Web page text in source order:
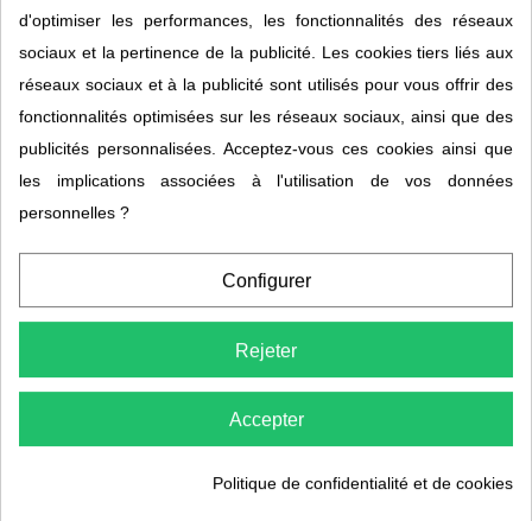
Détails du produit
Recharges Infusion – Personnalisez votre
Les recharges Infusion vous permettent de maîtriser les bienfaits de
votre eau en un geste simple. Choisissez l'infusion qui correspond à
vos besoins – qu'il s'agisse d'un coup de boost pour l'hydratation, d'un
soutien pour votre système immunitaire ou d'un coup de pouce pour vos
performances sportives. Ajoutez simplement votre recharge Infusion™
à l'eau purifiée Sküma, secouez légèrement, et vous voilà prêt à profiter
d'optimiser les performances, les fonctionnalités des réseaux
sociaux et la pertinence de la publicité. Les cookies tiers liés aux
réseaux sociaux et à la publicité sont utilisés pour vous offrir des
fonctionnalités optimisées sur les réseaux sociaux, ainsi que des
publicités personnalisées. Acceptez-vous ces cookies ainsi que
les implications associées à l'utilisation de vos données
personnelles ?
Configurer
Rejeter
Accepter
Politique de confidentialité et de cookies